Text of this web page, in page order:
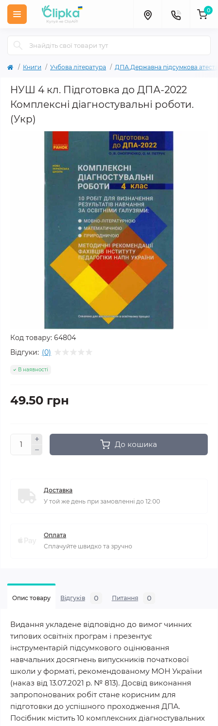
0
Книги Учбова література ДПА.Державна підсумкова
НУШ 4 кл. Підготовка до ДПА-2022
Комплексні діагностувальні роботи.
(Укр)
Код товару: 64804
Відгуки: (0)
В наявності
49.50 грн
До кошика
Доставка
У той же день при замовленні до 12:00
Оплата
Сплачуйте швидко та зручно
Опис товару Відгуків 0 Питання 0
Видання укладене відповідно до вимог чинних
типових освітніх програм і презентує
інструментарій підсумкового оцінювання
навчальних досягнень випускників початкової
школи у форматі, рекомендованому МОН України
(наказ від 13.07.2021 р. № 813). Досвід виконання
запропонованих робіт стане корисним для
підготовки до успішного проходження ДПА.
Посібник містить 10 комплексних діагностувальних